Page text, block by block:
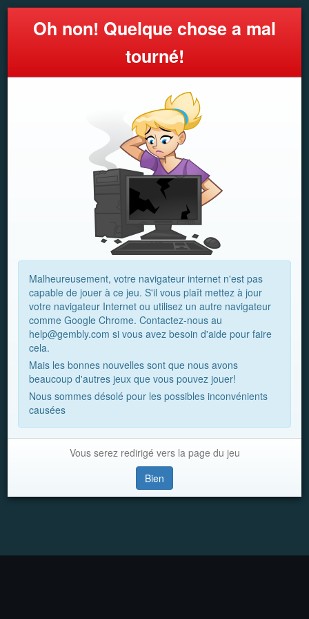
Oh non! Quelque chose a mal
tourné!
Malheureusement, votre navigateur internet n'est pas
capable de jouer à ce jeu. S'il vous plaît mettez à jour
votre navigateur Internet ou utilisez un autre navigateur
comme Google Chrome. Contactez-nous au
help@gembly.com si vous avez besoin d'aide pour faire
cela.
Mais les bonnes nouvelles sont que nous avons
beaucoup d'autres jeux que vous pouvez jouer!
Nous sommes désolé pour les possibles inconvénients
causées
Vous serez redirigé vers la page du jeu
Bien